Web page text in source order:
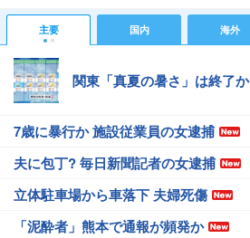
主要 国内 海外
関東「真夏の暑さ」は終了か
7歳に暴行か 施設従業員の女逮捕
夫に包丁? 毎日新聞記者の女逮捕
立体駐車場から車落下 夫婦死傷
「泥酔者」熊本で通報が頻発か